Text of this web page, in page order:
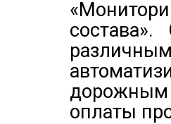
оплаты